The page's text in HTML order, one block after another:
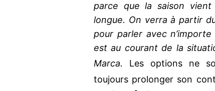
parce que la saison
longue. On verra à partir
pour parler avec
est au courant de la
Marca. Les options ne
toujours prolonger son